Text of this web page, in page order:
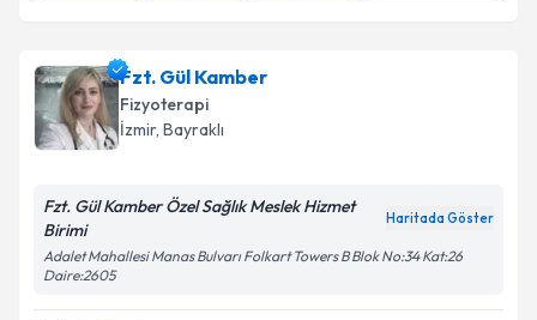
Fzt. Gül Kamber
Fizyoterapi
İzmir, Bayraklı
Fzt. Gül Kamber Özel Sağlık Meslek Hizmet
Birimi
Haritada Göster
Adalet Mahallesi Manas Bulvarı Folkart Towers B Blok No:34 Kat:26
Daire:2605